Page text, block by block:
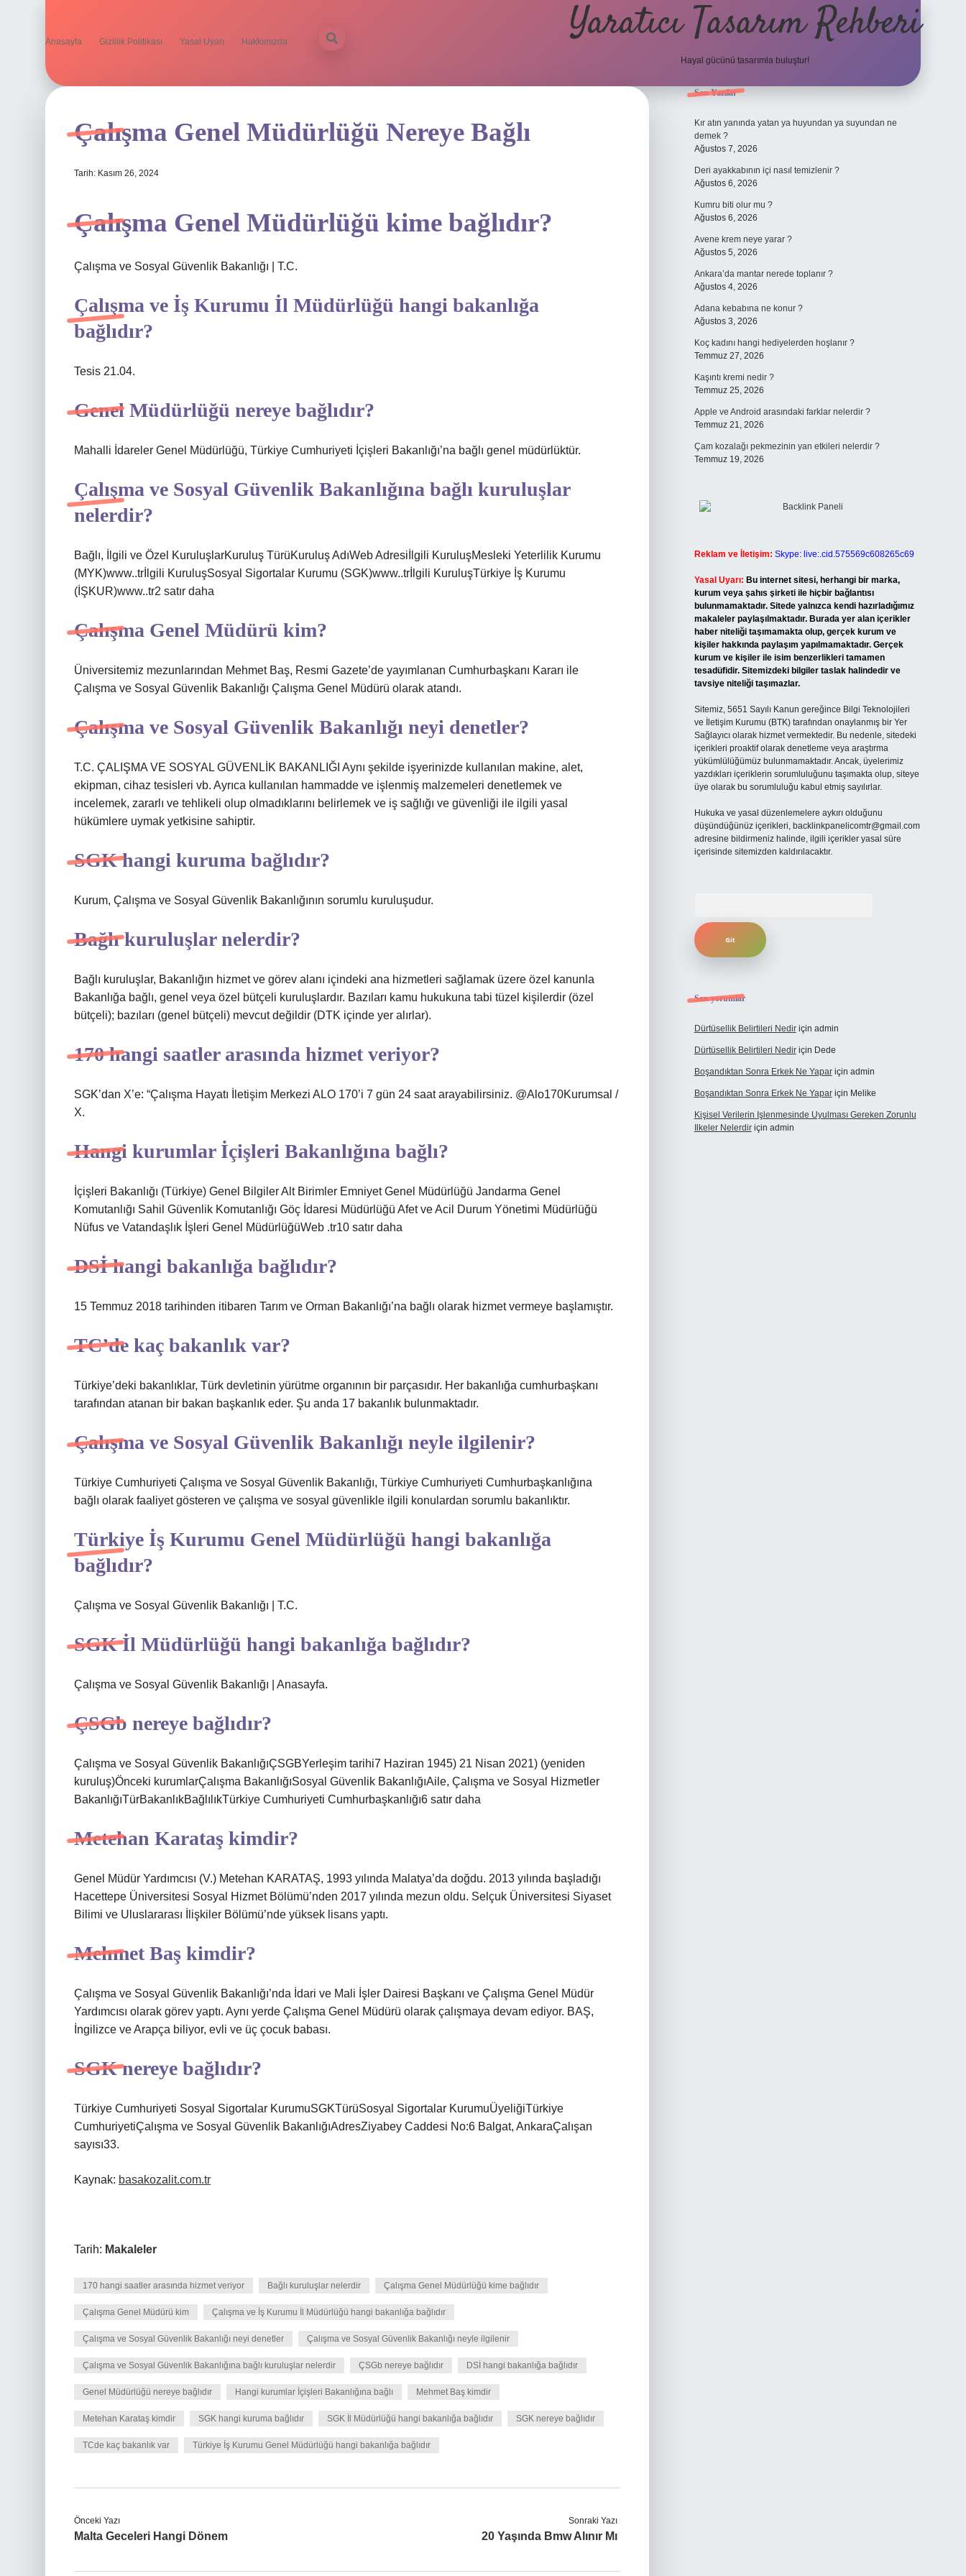
Anasayfa Gizlilik Politikası Yasal Uyarı Hakkımızda Yaratıcı Tasarım Rehberi
Hayal gücünü tasarımla buluştur!
Çalışma Genel Müdürlüğü Nereye Bağlı
Tarih: Kasım 26, 2024
Çalışma Genel Müdürlüğü kime bağlıdır?
Çalışma ve Sosyal Güvenlik Bakanlığı | T.C.
Çalışma ve İş Kurumu İl Müdürlüğü hangi bakanlığa
bağlıdır?
Tesis 21.04.
Genel Müdürlüğü nereye bağlıdır?
Mahalli İdareler Genel Müdürlüğü, Türkiye Cumhuriyeti İçişleri Bakanlığı’na bağlı genel müdürlüktür.
Çalışma ve Sosyal Güvenlik Bakanlığına bağlı kuruluşlar
nelerdir?
Bağlı, İlgili ve Özel KuruluşlarKuruluş TürüKuruluş AdıWeb Adresiİlgili KuruluşMesleki Yeterlilik Kurumu
(MYK)www..trİlgili KuruluşSosyal Sigortalar Kurumu (SGK)www..trİlgili KuruluşTürkiye İş Kurumu
(İŞKUR)www..tr2 satır daha
Çalışma Genel Müdürü kim?
Üniversitemiz mezunlarından Mehmet Baş, Resmi Gazete’de yayımlanan Cumhurbaşkanı Kararı ile
Çalışma ve Sosyal Güvenlik Bakanlığı Çalışma Genel Müdürü olarak atandı.
Çalışma ve Sosyal Güvenlik Bakanlığı neyi denetler?
T.C. ÇALIŞMA VE SOSYAL GÜVENLİK BAKANLIĞI Aynı şekilde işyerinizde kullanılan makine, alet,
ekipman, cihaz tesisleri vb. Ayrıca kullanılan hammadde ve işlenmiş malzemeleri denetlemek ve
incelemek, zararlı ve tehlikeli olup olmadıklarını belirlemek ve iş sağlığı ve güvenliği ile ilgili yasal
hükümlere uymak yetkisine sahiptir.
SGK hangi kuruma bağlıdır?
Kurum, Çalışma ve Sosyal Güvenlik Bakanlığının sorumlu kuruluşudur.
Bağlı kuruluşlar nelerdir?
Bağlı kuruluşlar, Bakanlığın hizmet ve görev alanı içindeki ana hizmetleri sağlamak üzere özel kanunla
Bakanlığa bağlı, genel veya özel bütçeli kuruluşlardır. Bazıları kamu hukukuna tabi tüzel kişilerdir (özel
bütçeli); bazıları (genel bütçeli) mevcut değildir (DTK içinde yer alırlar).
170 hangi saatler arasında hizmet veriyor?
SGK’dan X’e: “Çalışma Hayatı İletişim Merkezi ALO 170’i 7 gün 24 saat arayabilirsiniz. @Alo170Kurumsal /
X.
Hangi kurumlar İçişleri Bakanlığına bağlı?
İçişleri Bakanlığı (Türkiye) Genel Bilgiler Alt Birimler Emniyet Genel Müdürlüğü Jandarma Genel
Komutanlığı Sahil Güvenlik Komutanlığı Göç İdaresi Müdürlüğü Afet ve Acil Durum Yönetimi Müdürlüğü
Nüfus ve Vatandaşlık İşleri Genel MüdürlüğüWeb .tr10 satır daha
DSİ hangi bakanlığa bağlıdır?
15 Temmuz 2018 tarihinden itibaren Tarım ve Orman Bakanlığı’na bağlı olarak hizmet vermeye başlamıştır.
TC’de kaç bakanlık var?
Türkiye’deki bakanlıklar, Türk devletinin yürütme organının bir parçasıdır. Her bakanlığa cumhurbaşkanı
tarafından atanan bir bakan başkanlık eder. Şu anda 17 bakanlık bulunmaktadır.
Çalışma ve Sosyal Güvenlik Bakanlığı neyle ilgilenir?
Türkiye Cumhuriyeti Çalışma ve Sosyal Güvenlik Bakanlığı, Türkiye Cumhuriyeti Cumhurbaşkanlığına
bağlı olarak faaliyet gösteren ve çalışma ve sosyal güvenlikle ilgili konulardan sorumlu bakanlıktır.
Türkiye İş Kurumu Genel Müdürlüğü hangi bakanlığa
bağlıdır?
Çalışma ve Sosyal Güvenlik Bakanlığı | T.C.
SGK İl Müdürlüğü hangi bakanlığa bağlıdır?
Çalışma ve Sosyal Güvenlik Bakanlığı | Anasayfa.
ÇSGb nereye bağlıdır?
Çalışma ve Sosyal Güvenlik BakanlığıÇSGBYerleşim tarihi7 Haziran 1945) 21 Nisan 2021) (yeniden
kuruluş)Önceki kurumlarÇalışma BakanlığıSosyal Güvenlik BakanlığıAile, Çalışma ve Sosyal Hizmetler
BakanlığıTürBakanlıkBağlılıkTürkiye Cumhuriyeti Cumhurbaşkanlığı6 satır daha
Metehan Karataş kimdir?
Genel Müdür Yardımcısı (V.) Metehan KARATAŞ, 1993 yılında Malatya’da doğdu. 2013 yılında başladığı
Hacettepe Üniversitesi Sosyal Hizmet Bölümü’nden 2017 yılında mezun oldu. Selçuk Üniversitesi Siyaset
Bilimi ve Uluslararası İlişkiler Bölümü’nde yüksek lisans yaptı.
Mehmet Baş kimdir?
Çalışma ve Sosyal Güvenlik Bakanlığı’nda İdari ve Mali İşler Dairesi Başkanı ve Çalışma Genel Müdür
Yardımcısı olarak görev yaptı. Aynı yerde Çalışma Genel Müdürü olarak çalışmaya devam ediyor. BAŞ,
İngilizce ve Arapça biliyor, evli ve üç çocuk babası.
SGK nereye bağlıdır?
Türkiye Cumhuriyeti Sosyal Sigortalar KurumuSGKTürüSosyal Sigortalar KurumuÜyeliğiTürkiye
CumhuriyetiÇalışma ve Sosyal Güvenlik BakanlığıAdresZiyabey Caddesi No:6 Balgat, AnkaraÇalışan
sayısı33.
Kaynak: basakozalit.com.tr
Tarih: Makaleler
170 hangi saatler arasında hizmet veriyor Bağlı kuruluşlar nelerdir Çalışma Genel Müdürlüğü kime bağlıdır
Çalışma Genel Müdürü kim Çalışma ve İş Kurumu İl Müdürlüğü hangi bakanlığa bağlıdır
Çalışma ve Sosyal Güvenlik Bakanlığı neyi denetler Çalışma ve Sosyal Güvenlik Bakanlığı neyle ilgilenir
Çalışma ve Sosyal Güvenlik Bakanlığına bağlı kuruluşlar nelerdir ÇSGb nereye bağlıdır DSİ hangi bakanlığa bağlıdır
Genel Müdürlüğü nereye bağlıdır Hangi kurumlar İçişleri Bakanlığına bağlı Mehmet Baş kimdir
Metehan Karataş kimdir SGK hangi kuruma bağlıdır SGK İl Müdürlüğü hangi bakanlığa bağlıdır SGK nereye bağlıdır
TCde kaç bakanlık var Türkiye İş Kurumu Genel Müdürlüğü hangi bakanlığa bağlıdır
Önceki Yazı
Malta Geceleri Hangi Dönem
Sonraki Yazı
20 Yaşında Bmw Alınır Mı
Sidebar
Son Yazılar
Kır atın yanında yatan ya huyundan ya suyundan ne
demek ?
Ağustos 7, 2026
Deri ayakkabının içi nasıl temizlenir ?
Ağustos 6, 2026
Kumru biti olur mu ?
Ağustos 6, 2026
Avene krem neye yarar ?
Ağustos 5, 2026
Ankara’da mantar nerede toplanır ?
Ağustos 4, 2026
Adana kebabına ne konur ?
Ağustos 3, 2026
Koç kadını hangi hediyelerden hoşlanır ?
Temmuz 27, 2026
Kaşıntı kremi nedir ?
Temmuz 25, 2026
Apple ve Android arasındaki farklar nelerdir ?
Temmuz 21, 2026
Çam kozalağı pekmezinin yan etkileri nelerdir ?
Temmuz 19, 2026
Reklam ve İletişim: Skype: live:.cid.575569c608265c69
Yasal Uyarı: Bu internet sitesi, herhangi bir marka,
kurum veya şahıs şirketi ile hiçbir bağlantısı
bulunmamaktadır. Sitede yalnızca kendi hazırladığımız
makaleler paylaşılmaktadır. Burada yer alan içerikler
haber niteliği taşımamakta olup, gerçek kurum ve
kişiler hakkında paylaşım yapılmamaktadır. Gerçek
kurum ve kişiler ile isim benzerlikleri tamamen
tesadüfidir. Sitemizdeki bilgiler taslak halindedir ve
tavsiye niteliği taşımazlar.
Sitemiz, 5651 Sayılı Kanun gereğince Bilgi Teknolojileri
ve İletişim Kurumu (BTK) tarafından onaylanmış bir Yer
Sağlayıcı olarak hizmet vermektedir. Bu nedenle, sitedeki
içerikleri proaktif olarak denetleme veya araştırma
yükümlülüğümüz bulunmamaktadır. Ancak, üyelerimiz
yazdıkları içeriklerin sorumluluğunu taşımakta olup, siteye
üye olarak bu sorumluluğu kabul etmiş sayılırlar.
Hukuka ve yasal düzenlemelere aykırı olduğunu
düşündüğünüz içerikleri, backlinkpanelicomtr@gmail.com
adresine bildirmeniz halinde, ilgili içerikler yasal süre
içerisinde sitemizden kaldırılacaktır.
Son yorumlar
Dürtüsellik Belirtileri Nediriçin admin
Dürtüsellik Belirtileri Nediriçin Dede
Boşandıktan Sonra Erkek Ne Yapariçin admin
Boşandıktan Sonra Erkek Ne Yapariçin Melike
Kişisel Verilerin Işlenmesinde Uyulması Gereken Zorunlu
Ilkeler Nelerdiriçin admin